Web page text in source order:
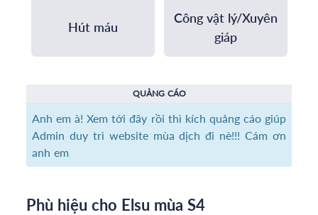
Hút máu
Công vật lý/Xuyên
giáp
QUẢNG CÁO
Anh em à! Xem tới đây rồi thì kích quảng cáo giúp
Admin duy trì website mùa dịch đi nè!!! Cám ơn
anh em
Phù hiệu cho Elsu mùa S4